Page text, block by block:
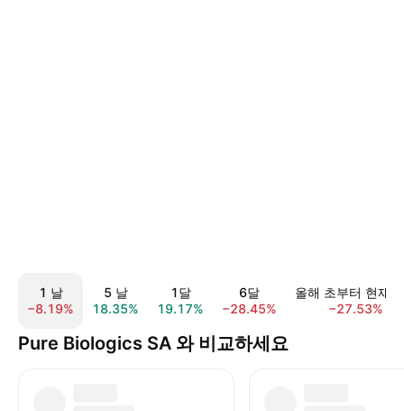
1 날
−8.19%
5 날
18.35%
1달
19.17%
6달
−28.45%
올해 초부터 현재
−27.53%
Pure Biologics SA 와 비교하세요